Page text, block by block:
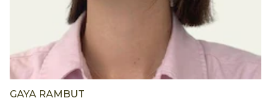
GAYA RAMBUT